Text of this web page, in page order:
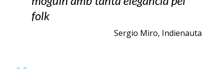
folk
Sergio Miro, Indienauta